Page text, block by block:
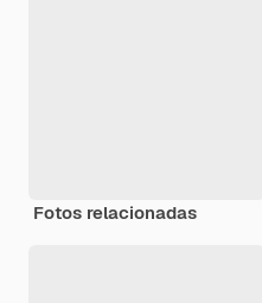
Fotos relacionadas